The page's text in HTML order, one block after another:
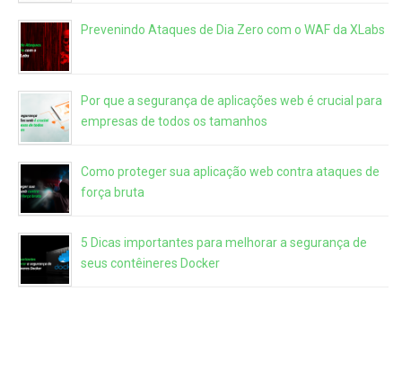
Prevenindo Ataques de Dia Zero com o WAF da XLabs
Por que a segurança de aplicações web é crucial para
empresas de todos os tamanhos
Como proteger sua aplicação web contra ataques de
força bruta
5 Dicas importantes para melhorar a segurança de
seus contêineres Docker